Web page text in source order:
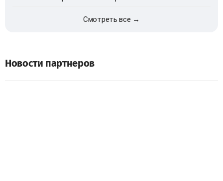
Смотреть все →
Новости партнеров